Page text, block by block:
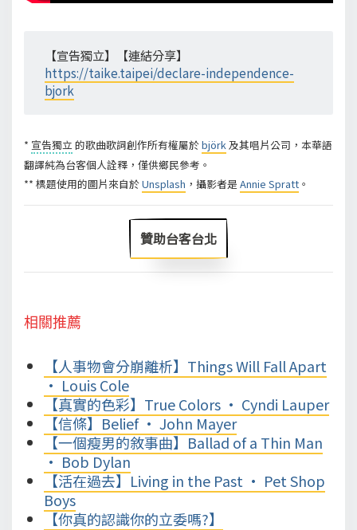
【宣告獨立】【連結分享】
https://taike.taipei/declare-independence-
bjork
* 宣告獨立 的歌曲歌詞創作所有權屬於björk 及其唱片公司，本華語
翻譯純為台客個人詮釋，僅供鄉民參考。
** 標題使用的圖片來自於Unsplash ，攝影者是 Annie Spratt 。
贊助台客台北
相關推薦
【人事物會分崩離析】Things Will Fall Apart
• Louis Cole
【真實的色彩】True Colors • Cyndi Lauper
【信條】Belief • John Mayer
【一個瘦男的敘事曲】Ballad of a Thin Man
• Bob Dylan
【活在過去】Living in the Past • Pet Shop
Boys
【你真的認識你的立委嗎?】